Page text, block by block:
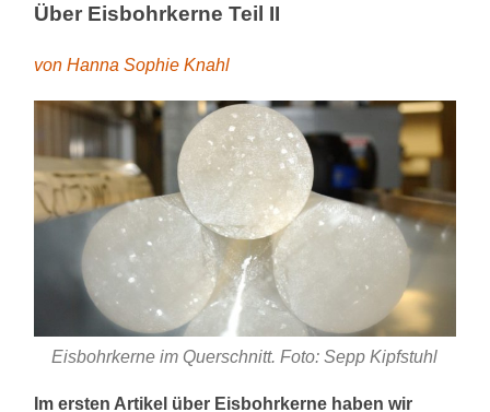
Über Eisbohrkerne Teil II
von Hanna Sophie Knahl
Eisbohrkerne im Querschnitt. Foto: Sepp Kipfstuhl
Im ersten Artikel über Eisbohrkerne haben wir